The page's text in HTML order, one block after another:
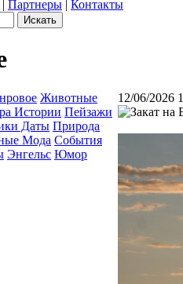
| Партнеры | Контакты
Животные
Истории Пейзажи
Даты Природа
Мода События
Энгельс Юмор
12/06/2026